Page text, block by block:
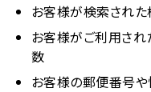
お客様が検索された
お客様がご利用され
数
お客様の郵便番号や